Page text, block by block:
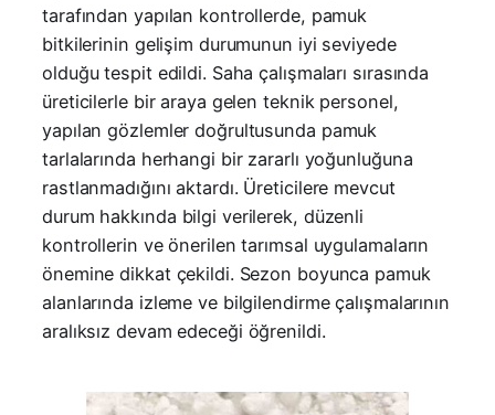
tarafından yapılan kontrollerde, pamuk
bitkilerinin gelişim durumunun iyi seviyede
olduğu tespit edildi. Saha çalışmaları sırasında
üreticilerle bir araya gelen teknik personel,
yapılan gözlemler doğrultusunda pamuk
tarlalarında herhangi bir zararlı yoğunluğuna
rastlanmadığını aktardı. Üreticilere mevcut
durum hakkında bilgi verilerek, düzenli
kontrollerin ve önerilen tarımsal uygulamaların
önemine dikkat çekildi. Sezon boyunca pamuk
alanlarında izleme ve bilgilendirme çalışmalarının
aralıksız devam edeceği öğrenildi.